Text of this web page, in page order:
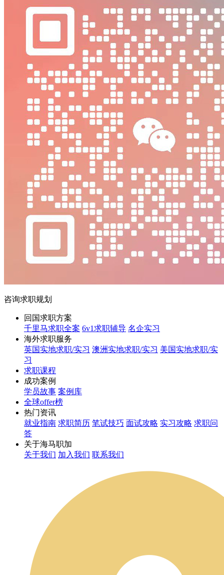
咨询求职规划
回国求职方案
千里马求职全案 6v1求职辅导 名企实习
海外求职服务
英国实地求职/实习 澳洲实地求职/实习 美国实地求职/实
习
求职课程
成功案例
学员故事 案例库
全球offer榜
热门资讯
就业指南 求职简历 笔试技巧 面试攻略 实习攻略 求职问
答
关于海马职加
关于我们 加入我们 联系我们